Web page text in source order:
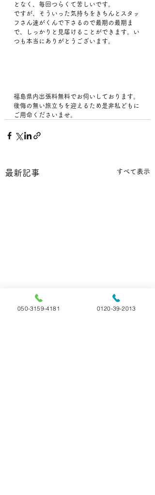
となく、毎回つらくて苦しいです。
ですが、そういった気持ちをきちんとスタッ
フさん達がくんで下さるので最期の最期ま
で、しっかりと見届けることができます。い
つも本当にありがとうございます。
福島県内出張料無料でお伺いしております。
後悔の無い旅立ちを迎えるため是非私どもに
ご用命くださいませ。
最新記事 すべて表示
050-3159-4181 0120-39-2013